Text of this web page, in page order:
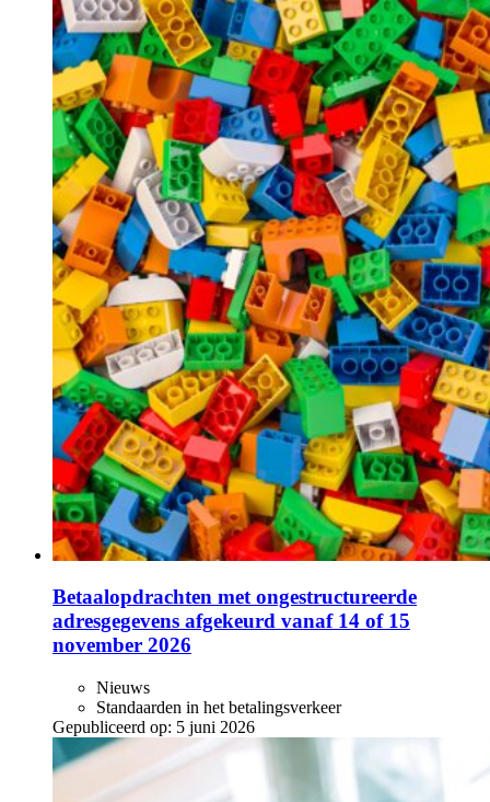
Betaalopdrachten met ongestructureerde
adresgegevens afgekeurd vanaf 14 of 15
november 2026
Nieuws
Standaarden in het betalingsverkeer
Gepubliceerd op: 5 juni 2026